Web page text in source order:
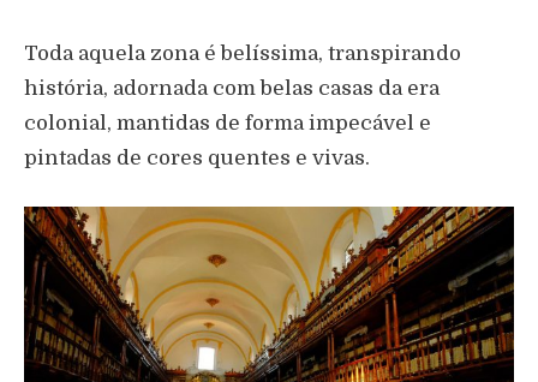
Toda aquela zona é belíssima, transpirando
história, adornada com belas casas da era
colonial, mantidas de forma impecável e
pintadas de cores quentes e vivas.